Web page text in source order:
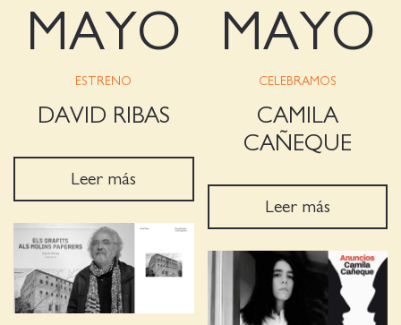
MAYO
ESTRENO
DAVID RIBAS
Leer más
MAYO
CELEBRAMOS
CAMILA
CAÑEQUE
Leer más